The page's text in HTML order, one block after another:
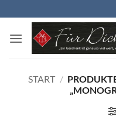
Inhalt
springen
START /